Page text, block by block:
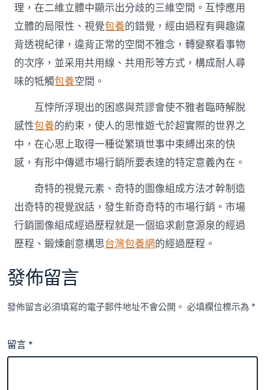
理，在二維立體中顯示出分歧的三維空間。互悖應用
立體的局限性、視覺包養的錯覺，經由過程有興趣違
背透視紀律，違背正常的空間不雅念，轉變察看事物
的次序，並采用共用線、共用形等方式，構成耐人尋
味的牴觸包養空間。
互悖所浮現出的困惑與荒謬會使不雅者臨時解脫
感性包養的約束，使人的思惟遊弋於超實際的世界之
中，在心思上取得一種從繁瑣世事中束縛出來的快
感，有形中傳遞市場行銷所要表達的特定意義內在。
奇特的視覺元素、奇特的圖像組成方法才幹制造
出奇特的視覺說話，發生新奇奇特的市場行銷。市場
行銷圖像組成經過歷程就是一個追求創意源泉的經過
歷程、鍛煉創意構思台灣包養網的經過歷程。
發佈留言
發佈留言必須填寫的電子郵件地址不會公開。 必填欄位標示為*
留言*